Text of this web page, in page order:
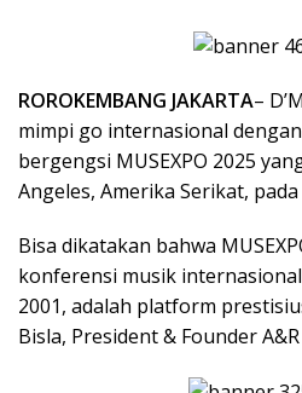
ROROKEMBANG JAKARTA–
mimpi go internasional
bergengsi MUSEXPO 2025
Angeles, Amerika Serikat,
Bisa dikatakan bahwa
konferensi musik
2001, adalah platform
Bisla, President & Founder